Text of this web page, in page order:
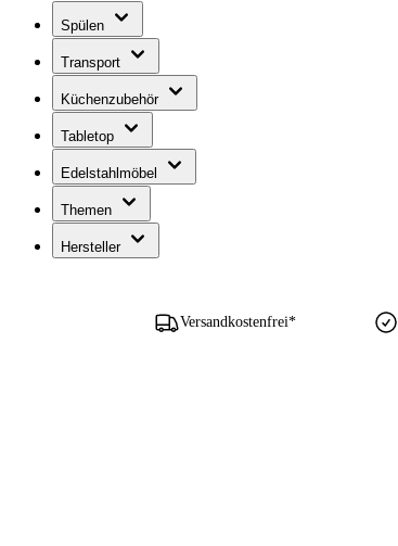
Spülen
Transport
Küchenzubehör
Tabletop
Edelstahlmöbel
Themen
Hersteller
Versandkostenfrei*